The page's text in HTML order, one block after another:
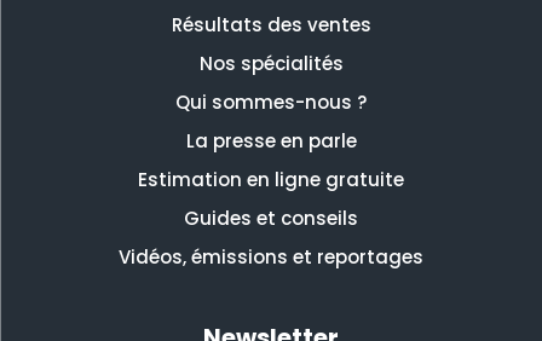
Résultats des ventes
Nos spécialités
Qui sommes-nous ?
La presse en parle
Estimation en ligne gratuite
Guides et conseils
Vidéos, émissions et reportages